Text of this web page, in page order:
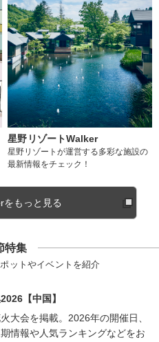
星野リゾートWalker
星野リゾートが運営する多彩な施設の
最新情報をチェック！
をもっと見る
特集
ットやイベントを紹介
【中国】
大会を掲載。2026年の開催日、
情報や人気ランキングなどをお